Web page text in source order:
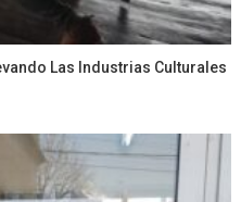
Las Industrias Culturales